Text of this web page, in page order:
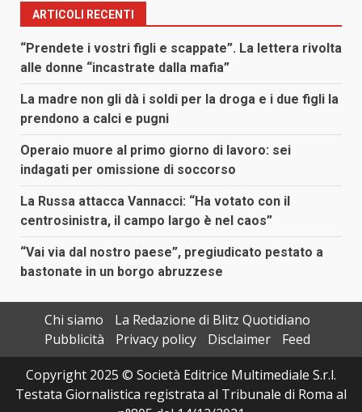
ARTICOLI RECENTI
“Prendete i vostri figli e scappate”. La lettera rivolta
alle donne “incastrate dalla mafia”
La madre non gli dà i soldi per la droga e i due figli la
prendono a calci e pugni
Operaio muore al primo giorno di lavoro: sei
indagati per omissione di soccorso
La Russa attacca Vannacci: “Ha votato con il
centrosinistra, il campo largo è nel caos”
“Vai via dal nostro paese”, pregiudicato pestato a
bastonate in un borgo abruzzese
Chi siamo
La Redazione di Blitz Quotidiano
Pubblicità
Privacy policy Disclaimer
Feed
Copyright 2025 © Società Editrice Multimediale S.r.l.
Testata Giornalistica registrata al Tribunale di Roma al